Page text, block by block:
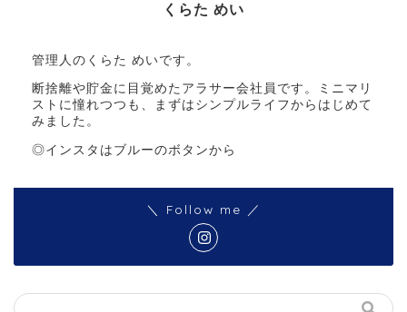
くらた めい
管理人のくらた めいです。
断捨離や貯金に目覚めたアラサー会社員です。ミニマリ
ストに憧れつつも、まずはシンプルライフからはじめて
みました。
◎インスタはブルーのボタンから
＼ Follow me ／